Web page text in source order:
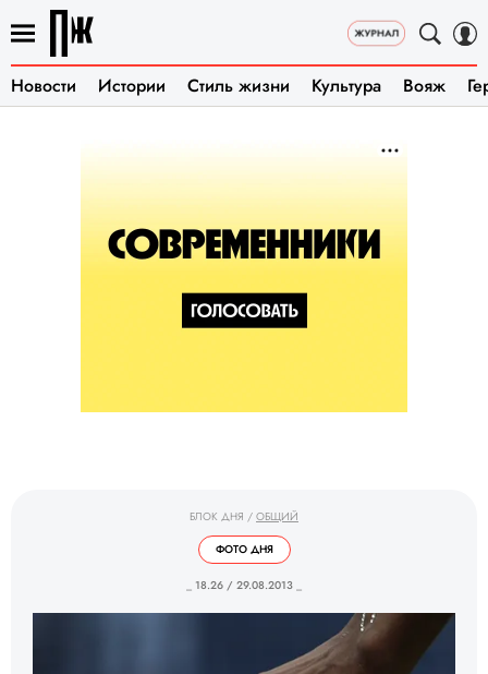
Новости Истории Стиль жизни Культура Вояж
БЛОК ДНЯ / ОБЩИЙ
ФОТО ДНЯ
_ 18.26 / 29.08.2013 _